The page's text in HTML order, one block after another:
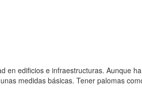
edificios e infraestructuras. Aunque
medidas básicas. Tener palomas